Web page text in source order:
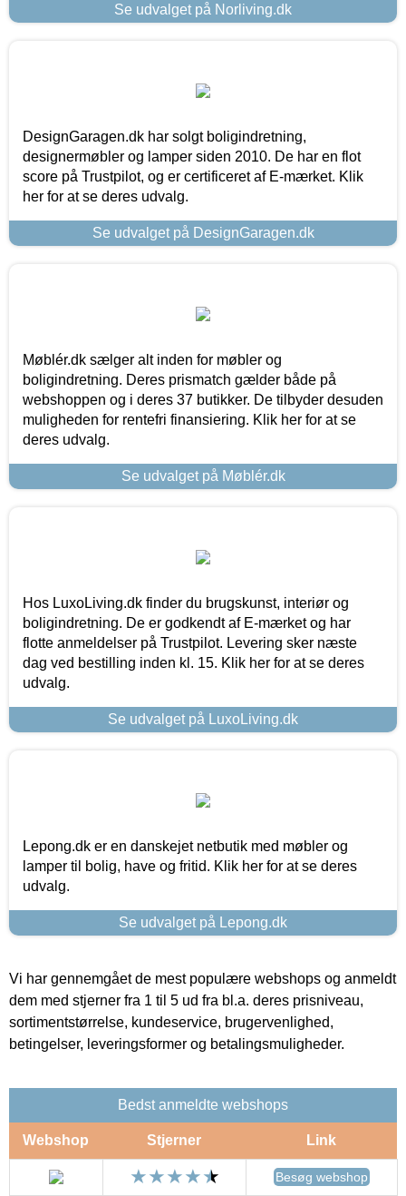
Se udvalget på Norliving.dk
DesignGaragen.dk har solgt boligindretning,
designermøbler og lamper siden 2010. De har en flot
score på Trustpilot, og er certificeret af E-mærket. Klik
her for at se deres udvalg.
Se udvalget på DesignGaragen.dk
Møblér.dk sælger alt inden for møbler og
boligindretning. Deres prismatch gælder både på
webshoppen og i deres 37 butikker. De tilbyder desuden
muligheden for rentefri finansiering. Klik her for at se
deres udvalg.
Se udvalget på Møblér.dk
Hos LuxoLiving.dk finder du brugskunst, interiør og
boligindretning. De er godkendt af E-mærket og har
flotte anmeldelser på Trustpilot. Levering sker næste
dag ved bestilling inden kl. 15. Klik her for at se deres
udvalg.
Se udvalget på LuxoLiving.dk
Lepong.dk er en danskejet netbutik med møbler og
lamper til bolig, have og fritid. Klik her for at se deres
udvalg.
Se udvalget på Lepong.dk
Vi har gennemgået de mest populære webshops og anmeldt
dem med stjerner fra 1 til 5 ud fra bl.a. deres prisniveau,
sortimentstørrelse, kundeservice, brugervenlighed,
betingelser, leveringsformer og betalingsmuligheder.
Bedst anmeldte webshops
Webshop Stjerner Link
Besøg webshop